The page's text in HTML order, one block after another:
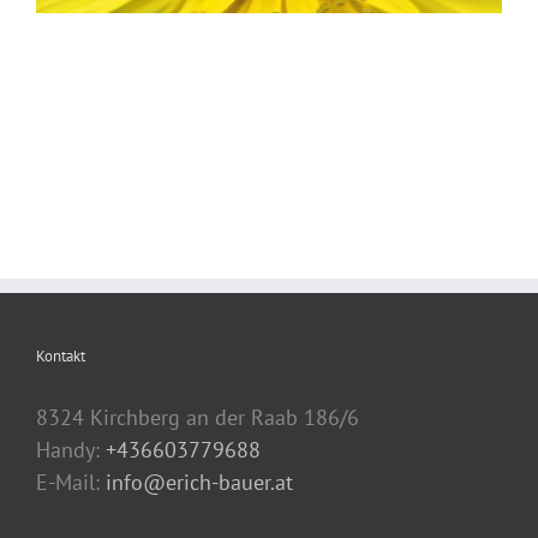
Kontakt
8324 Kirchberg an der Raab 186/6
Handy: +436603779688
E-Mail: info@erich-bauer.at